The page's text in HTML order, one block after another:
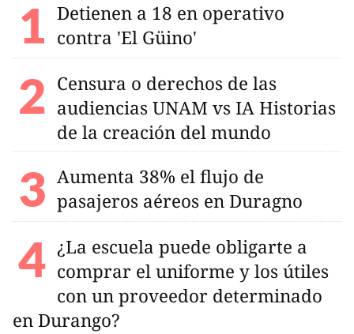
Detienen a 18 en operativo
contra 'El Güino'
Censura o derechos de las
audiencias UNAM vs IA Historias
de la creación del mundo
Aumenta 38% el flujo de
pasajeros aéreos en Duragno
¿La escuela puede obligarte a
comprar el uniforme y los útiles
con un proveedor determinado
en Durango?